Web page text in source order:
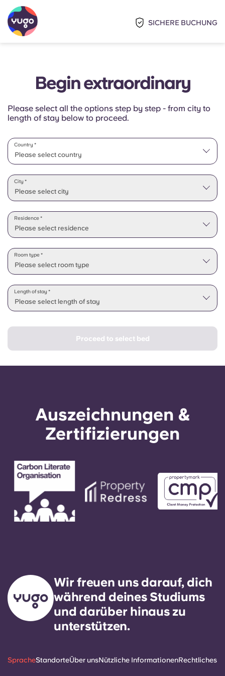
SICHERE BUCHUNG
Begin extraordinary
Please select all the options step by step - from city to
length of stay below to proceed.
Please select country
Country *
Please select state
Please select city
City *
Please select residence
Residence *
Please select room type
Room type *
Please select length of stay
Length of stay *
Proceed to select bed
Auszeichnungen &
Zertifizierungen
Wir freuen uns darauf, dich
während deines Studiums
und darüber hinaus zu
unterstützen.
SpracheStandorteÜber unsNützliche InformationenRechtliches